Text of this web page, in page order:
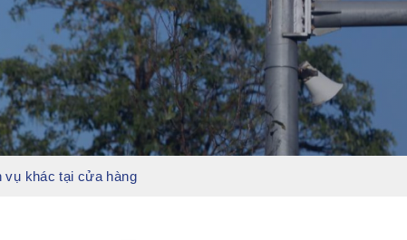
vụ khác tại cửa hàng